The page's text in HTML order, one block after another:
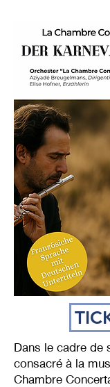
Dans le cadre de
consacré à la
Chambre